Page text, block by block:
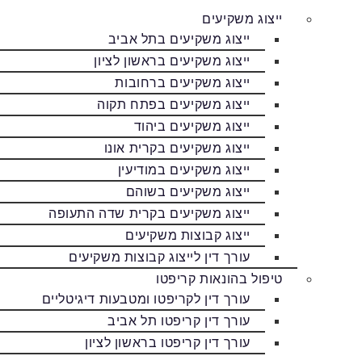
ייצוג משקיעים
ייצוג משקיעים בתל אביב
ייצוג משקיעים בראשון לציון
ייצוג משקיעים ברחובות
ייצוג משקיעים בפתח תקוה
ייצוג משקיעים ביהוד
ייצוג משקיעים בקרית אונו
ייצוג משקיעים במודיעין
ייצוג משקיעים בשוהם
ייצוג משקיעים בקרית שדה התעופה
ייצוג קבוצות משקיעים
עורך דין לייצוג קבוצות משקיעים
טיפול בהונאות קריפטו
עורך דין לקריפטו ומטבעות דיגיטליים
עורך דין קריפטו תל אביב
עורך דין קריפטו בראשון לציון